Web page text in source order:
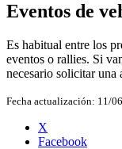
Eventos de
Es habitual entre los
eventos o rallies. Si
necesario solicitar una
Fecha actualización: 11/
X
Facebook